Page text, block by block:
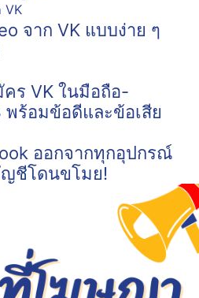
จาก VK แบบง่าย ๆ
คร VK ในมือถือ-
ร้อมข้อดีและข้อเสีย
ออกจากทุกอุปกรณ์
ญชีโดนขโมย!